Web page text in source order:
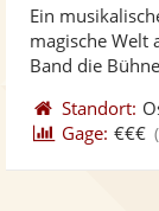
Ein
magische Welt
Band die
Standort:
Gage: €€€